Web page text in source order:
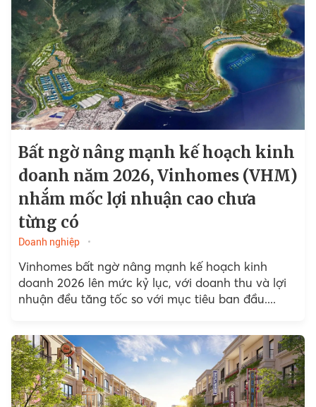
Bất ngờ nâng mạnh kế hoạch kinh
doanh năm 2026, Vinhomes (VHM)
nhắm mốc lợi nhuận cao chưa
từng có
Doanh nghiệp
Vinhomes bất ngờ nâng mạnh kế hoạch kinh
doanh 2026 lên mức kỷ lục, với doanh thu và lợi
nhuận đều tăng tốc so với mục tiêu ban đầu....